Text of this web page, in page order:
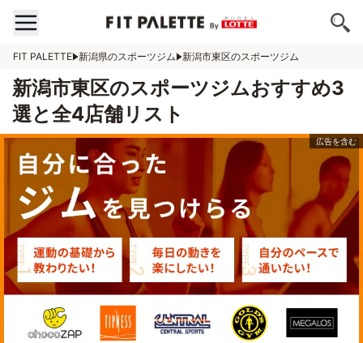
FIT PALETTE 新潟県のスポーツジム 新潟市東区のスポーツジム
新潟市東区のスポーツジムおすすめ3
選と全4店舗リスト